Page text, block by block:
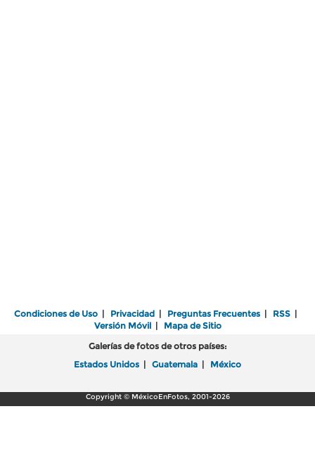
Condiciones de Uso | Privacidad | Preguntas Frecuentes | RSS |
Versión Móvil| Mapa de Sitio
Galerías de fotos de otros países:
Estados Unidos | Guatemala | México
Copyright © MéxicoEnFotos, 2001-2026